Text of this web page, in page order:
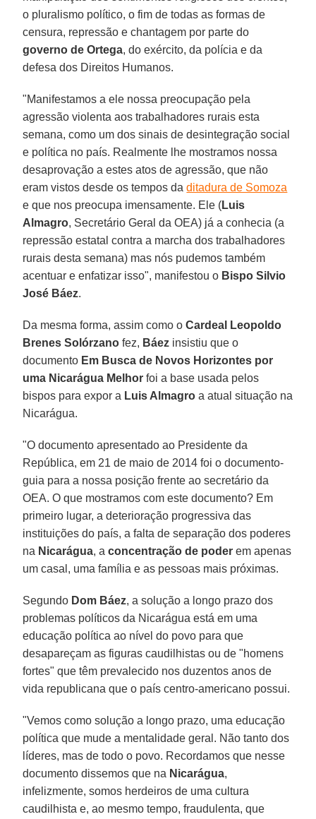
o pluralismo político, o fim de todas as formas de
censura, repressão e chantagem por parte do
governo de Ortega, do exército, da polícia e da
defesa dos Direitos Humanos.
"Manifestamos a ele nossa preocupação pela
agressão violenta aos trabalhadores rurais esta
semana, como um dos sinais de desintegração social
e política no país. Realmente lhe mostramos nossa
desaprovação a estes atos de agressão, que não
eram vistos desde os tempos daditadura de Somoza
e que nos preocupa imensamente. Ele (Luis
Almagro, Secretário Geral da OEA) já a conhecia (a
repressão estatal contra a marcha dos trabalhadores
rurais desta semana) mas nós pudemos também
acentuar e enfatizar isso", manifestou o Bispo Silvio
José Báez.
Da mesma forma, assim como oCardeal Leopoldo
Brenes Solórzano fez, Báez insistiu que o
documento Em Busca de Novos Horizontes por
uma Nicarágua Melhor foi a base usada pelos
bispos para expor a Luis Almagro a atual situação na
Nicarágua.
"O documento apresentado ao Presidente da
República, em 21 de maio de 2014 foi o documento-
guia para a nossa posição frente ao secretário da
OEA. O que mostramos com este documento? Em
primeiro lugar, a deterioração progressiva das
instituições do país, a falta de separação dos poderes
na Nicarágua, a concentração de poder em apenas
um casal, uma família e as pessoas mais próximas.
Segundo Dom Báez, a solução a longo prazo dos
problemas políticos da Nicarágua está em uma
educação política ao nível do povo para que
desapareçam as figuras caudilhistas ou de "homens
fortes" que têm prevalecido nos duzentos anos de
vida republicana que o país centro-americano possui.
"Vemos como solução a longo prazo, uma educação
política que mude a mentalidade geral. Não tanto dos
líderes, mas de todo o povo. Recordamos que nesse
documento dissemos que na Nicarágua,
infelizmente, somos herdeiros de uma cultura
caudilhista e, ao mesmo tempo, fraudulenta, que